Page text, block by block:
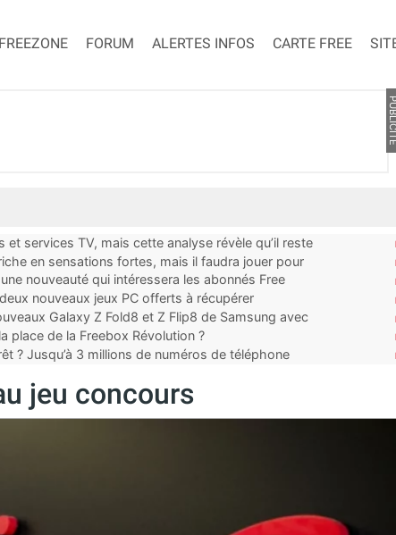
FREEZONE FORUM ALERTES INFOS CARTE FREE
services TV, mais cette analyse révèle qu’il reste
en sensations fortes, mais il faudra jouer pour
nouveauté qui intéressera les abonnés Free
nouveaux jeux PC offerts à récupérer
Galaxy Z Fold8 et Z Flip8 de Samsung avec
place de la Freebox Révolution ?
? Jusqu’à 3 millions de numéros de téléphone
jeu concours